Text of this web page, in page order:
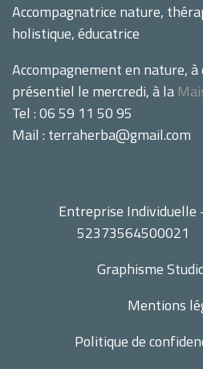
Accompagnatrice nature,
holistique, éducatrice
Accompagnement en nature,
présentiel le mercredi, à la
Tel : 06 59 11 50 95
Mail : terraherba@gmail.com
Entreprise Individuelle
52373564500021
Graphisme
Mentions
Politique de